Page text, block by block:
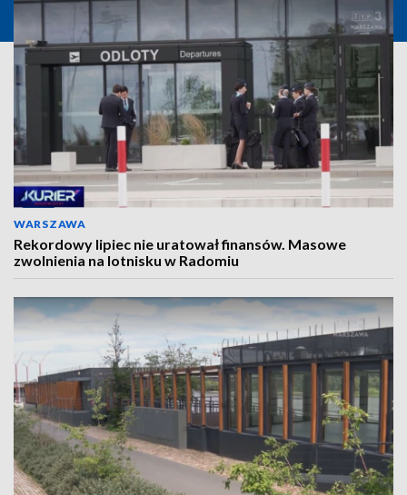
WARSZAWA
Rekordowy lipiec nie uratował finansów. Masowe
zwolnienia na lotnisku w Radomiu